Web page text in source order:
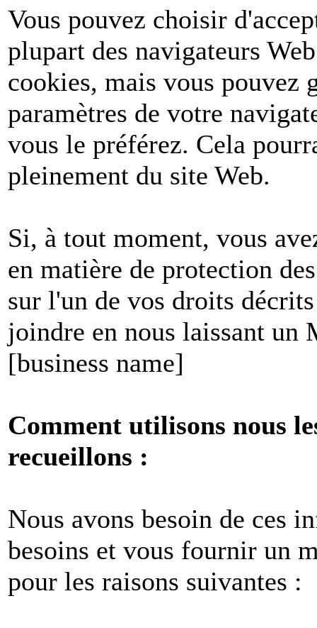
Vous pouvez choisir
plupart des navigateurs
cookies, mais vous pouvez
paramètres de votre
vous le préférez. Cela
pleinement du site Web.
Si, à tout moment, vous
en matière de protection
sur l'un de vos droits
joindre en nous laissant un
[business name]
Comment utilisons nous
recueillons :
Nous avons besoin de ces
besoins et vous fournir un
pour les raisons suivantes :